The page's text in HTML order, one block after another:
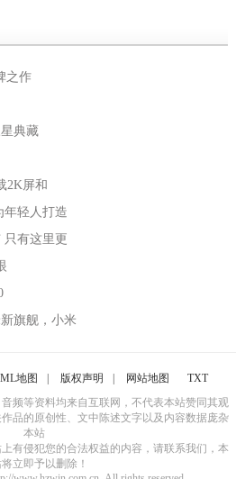
之作
典藏
2K屏和
年轻人打造
有这里更
旗舰，小米
地图 版权声明 网站地图
TXT
频等资料均来自互联网，不代表本站赞同其观
品的原创性、文中陈述文字以及内容数据庞杂
本站
有侵犯您的合法权益的内容，请联系我们，本
将立即予以删除！